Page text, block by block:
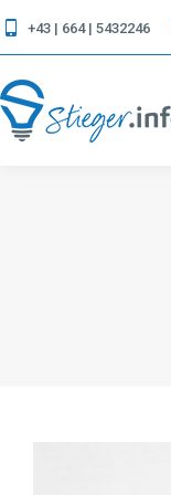
+43 | 664 | 5432246